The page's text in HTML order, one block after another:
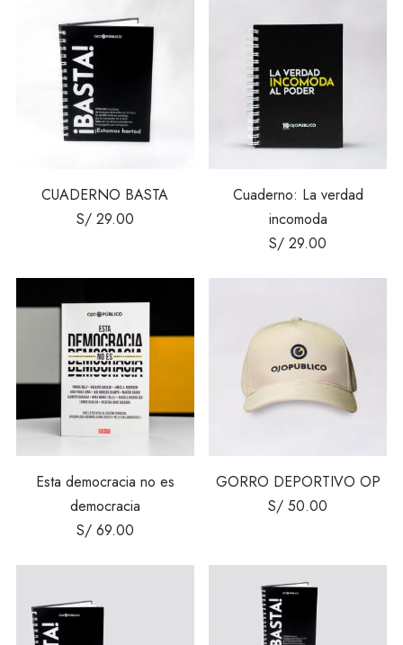
CUADERNO BASTA
S/29.00
Cuaderno: La verdad
incomoda
S/ 29.00
Esta democracia no es
democracia
S/69.00
GORRO DEPORTIVO OP
S/ 50.00